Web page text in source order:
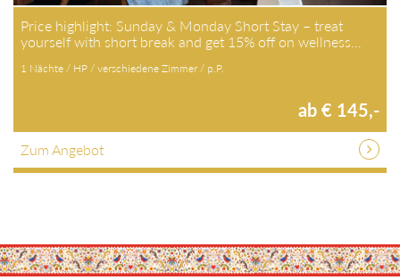
Price highlight: Sunday & Monday Short Stay – treat
yourself with short break and get 15% off on wellness…
1 Nächte / HP / verschiedene Zimmer / p.P.
ab € 145,-
Zum Angebot